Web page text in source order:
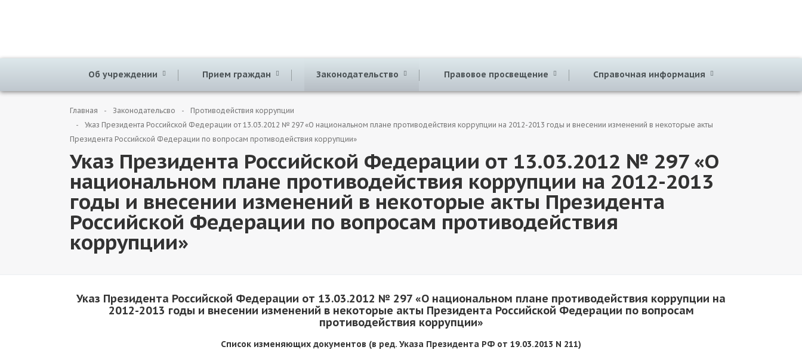
Об учреждении Прием граждан Законодательство Правовое просвещение Справочная информация
Главная Законодательсво
Противодействия коррупции
Указ Президента Российской Федерации от 13.03.2012 № 297 «О национальном плане противодействия коррупции на 2012-2013 годы и внесении изменений в некоторые акты
Президента Российской Федерации по вопросам противодействия коррупции»
Указ Президента Российской Федерации от 13.03.2012 № 297 «О
национальном плане противодействия коррупции на 2012-2013
годы и внесении изменений в некоторые акты Президента
Российской Федерации по вопросам противодействия
коррупции»
Указ Президента Российской Федерации от 13.03.2012 № 297 «О национальном плане противодействия коррупции на
2012-2013 годы и внесении изменений в некоторые акты Президента Российской Федерации по вопросам
противодействия коррупции»
Список изменяющих документов (в ред. Указа Президента РФ от 19.03.2013 N 211)